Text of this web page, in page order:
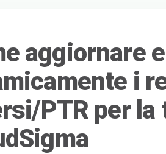
aggiornare
i
PTR per